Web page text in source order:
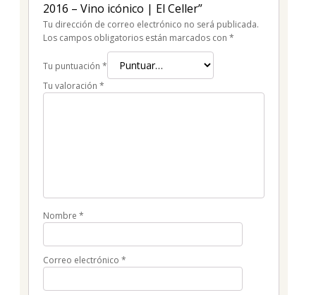
2016 – Vino icónico | El Celler”
Tu dirección de correo electrónico no será publicada.
Los campos obligatorios están marcados con *
Tu puntuación *
Tu valoración *
Nombre *
Correo electrónico *